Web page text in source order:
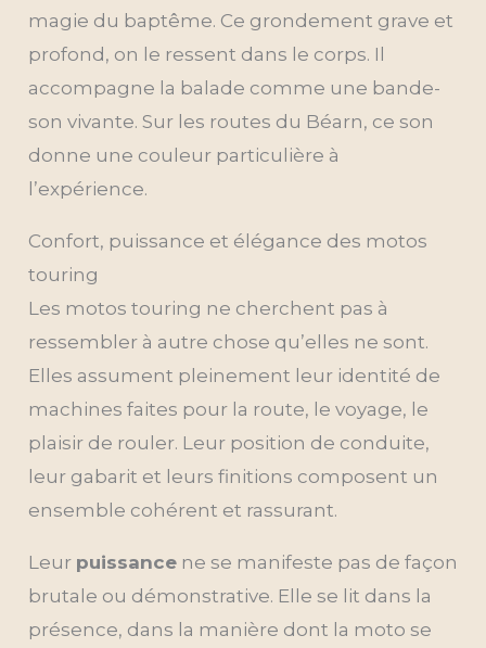
magie du baptême. Ce grondement grave et
profond, on le ressent dans le corps. Il
accompagne la balade comme une bande-
son vivante. Sur les routes du Béarn, ce son
donne une couleur particulière à
l’expérience.
Confort, puissance et élégance des motos
touring
Les motos touring ne cherchent pas à
ressembler à autre chose qu’elles ne sont.
Elles assument pleinement leur identité de
machines faites pour la route, le voyage, le
plaisir de rouler. Leur position de conduite,
leur gabarit et leurs finitions composent un
ensemble cohérent et rassurant.
Leur puissancene se manifeste pas de façon
brutale ou démonstrative. Elle se lit dans la
présence, dans la manière dont la moto se